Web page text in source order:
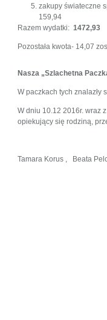
zakupy świateczne
159,94
Razem wydatki: 1472,93
Pozostała kwota- 14,07
Nasza „Szlachetna
W paczkach tych znalazły
W dniu 10.12 2016r. wraz
opiekujący się rodziną,
Tamara Korus , Beata